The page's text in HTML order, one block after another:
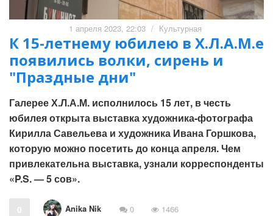
1 апреля 2023, 22:03 / Культурная
К 15-летнему юбилею в Х.Л.А.М.е
появились волки, сирень и
"Праздные дни"
Галерее Х.Л.А.М. исполнилось 15 лет, в честь
юбилея открыта выставка художника-фотографа
Кирилла Савельева и художника Ивана Горшкова,
которую можно посетить до конца апреля. Чем
привлекательна выставка, узнали корреспонденты
«P.S. — 5 сов».
0 Anika Nik 0 1466